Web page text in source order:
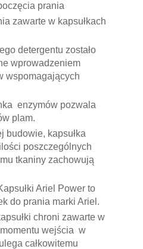
prania
zawarte w kapsułkach
detergentu zostało
wprowadzeniem
wspomagających
enzymów pozwala
plam.
budowie, kapsułka
poszczególnych
tkaniny zachowują
Ariel Power to
do prania marki Ariel.
chroni zawarte w
wejścia w
całkowitemu